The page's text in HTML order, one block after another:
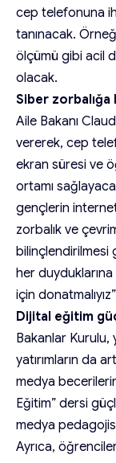
cep telefonuna
tanınacak.
ölçümü gibi acil
olacak.
Siber zorbalığa
Aile Bakanı
vererek, cep
ekran süresi ve
ortamı
gençlerin
zorbalık ve
bilinçlendirilmesi
her
için
Dijital eğitim
Bakanlar Kurulu,
yatırımların da
medya
Eğitim” dersi
medya
Ayrıca,